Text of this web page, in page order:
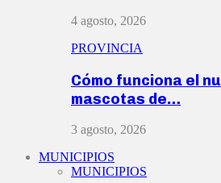
4 agosto, 2026
PROVINCIA
Cómo funciona el
mascotas de…
3 agosto, 2026
MUNICIPIOS
MUNICIPIOS